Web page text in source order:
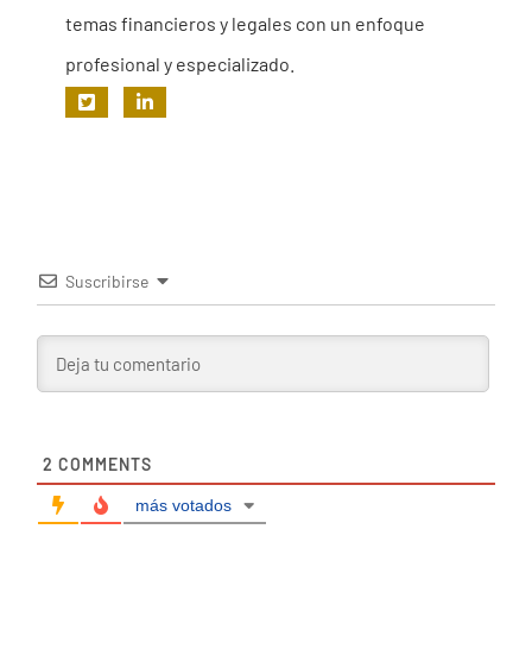
temas financieros y legales con un enfoque
profesional y especializado.
Suscribirse
2 COMMENTS
más votados